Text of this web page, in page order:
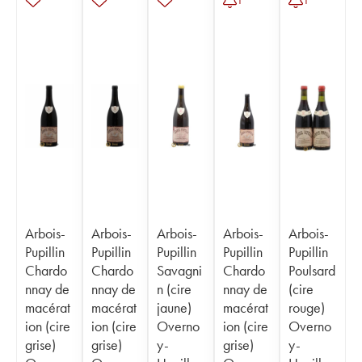
Arbois-
Pupillin
Chardo
nnay de
macérat
ion (cire
grise)
Arbois-
Pupillin
Chardo
nnay de
macérat
ion (cire
grise)
Arbois-
Pupillin
Savagni
n (cire
jaune)
Overno
y-
Arbois-
Pupillin
Chardo
nnay de
macérat
ion (cire
grise)
Arbois-
Pupillin
Poulsard
(cire
rouge)
Overno
y-